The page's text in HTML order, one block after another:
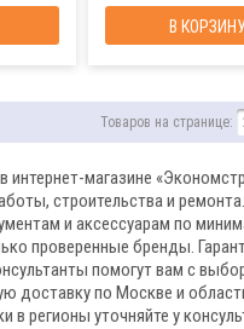
В
Товаров на странице:
интернет-магазине
строительства и
и аксессуарам по
проверенные бренды.
помогут вам с
доставку по Москве и
в регионы уточняйте у